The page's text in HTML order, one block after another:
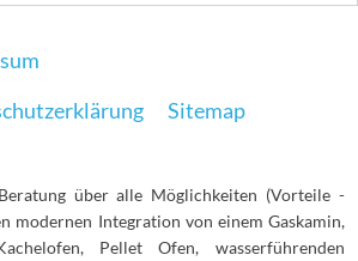
Sitemap
über alle Möglichkeiten (Vorteile -
modernen Integration von einem Gaskamin,
Pellet Ofen, wasserführenden